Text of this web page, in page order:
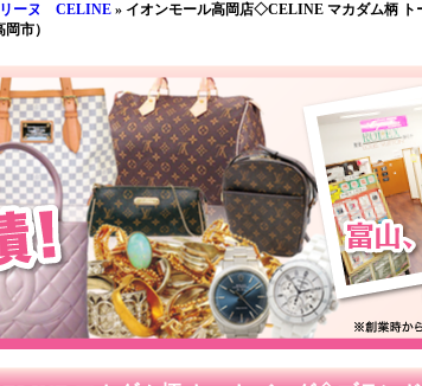
ーヌ CELINE » イオンモール高岡店◇CELINE マカダム柄
市）